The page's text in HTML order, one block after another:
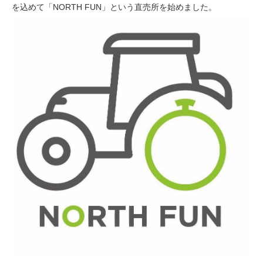
を込めて「NORTH FUN」という直売所を始めました。